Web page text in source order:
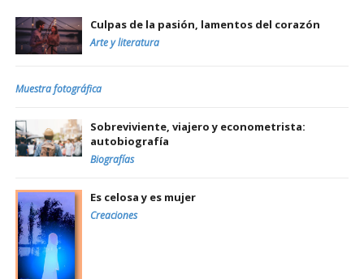
Culpas de la pasión, lamentos del corazón
Arte y literatura
Muestra fotográfica
Sobreviviente, viajero y econometrista:
autobiografía
Biografías
Es celosa y es mujer
Creaciones